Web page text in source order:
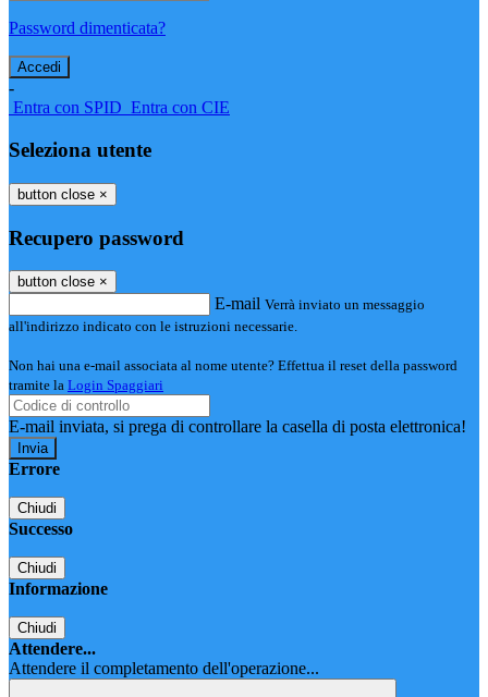
Password dimenticata?
-
Entra con SPID Entra con CIE
Seleziona utente
button close ×
Recupero password
button close ×
E-mail Verrà inviato un messaggio
all'indirizzo indicato con le istruzioni necessarie.
Non hai una e-mail associata al nome utente? Effettua il reset della password
tramite la Login Spaggiari
E-mail inviata, si prega di controllare la casella di posta elettronica!
Errore
Chiudi
Successo
Chiudi
Informazione
Chiudi
Attendere...
Attendere il completamento dell'operazione...